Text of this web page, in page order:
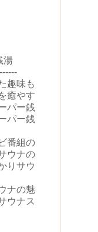
湯
趣味も
癒やす
パー銭
パー銭
番組の
ウナの
りサウ
ナの魅
ウナス